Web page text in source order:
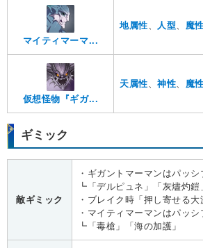
マイティマーマ...
地属性、 人型、 魔性
仮想怪物『ギガ...
天属性、神性、 魔性
ギミック
敵ギミック
・ギガントマーマンはパッ
┗「デルピュネ」「灰燼灼鎧
・ブレイク時「押し寄せる大
・マイティマーマンはパッ
┗「毒槍」「海の加護」